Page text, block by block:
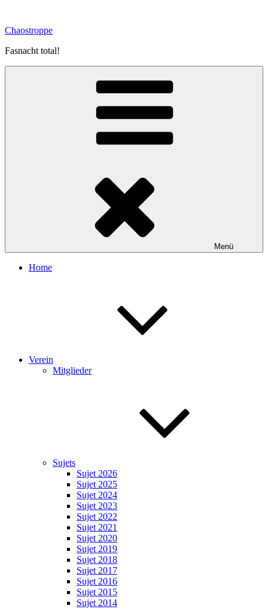
springen
Chaostroppe
Fasnacht total!
Menü
Home
Verein
Mitglieder
Sujets
Sujet 2026
Sujet 2025
Sujet 2024
Sujet 2023
Sujet 2022
Sujet 2021
Sujet 2020
Sujet 2019
Sujet 2018
Sujet 2017
Sujet 2016
Sujet 2015
Sujet 2014